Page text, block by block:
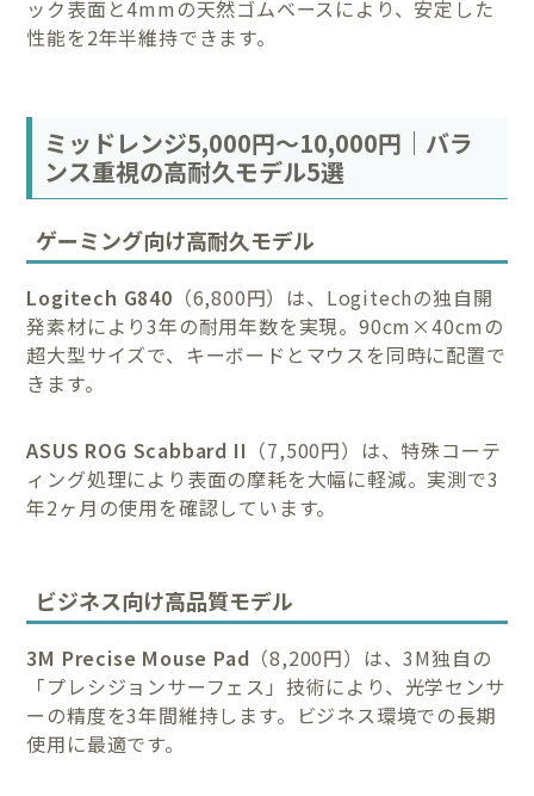
ック表面と4mmの天然ゴムベースにより、安定した
性能を2年半維持できます。
ミッドレンジ5,000円～10,000円｜バラ
ンス重視の高耐久モデル5選
ゲーミング向け高耐久モデル
Logitech G840 （6,800円）は、Logitechの独自開
発素材により3年の耐用年数を実現。90cm×40cmの
超大型サイズで、キーボードとマウスを同時に配置で
きます。
ASUS ROG Scabbard II （7,500円）は、特殊コーテ
ィング処理により表面の摩耗を大幅に軽減。実測で3
年2ヶ月の使用を確認しています。
ビジネス向け高品質モデル
3M Precise Mouse Pad （8,200円）は、3M独自の
「プレシジョンサーフェス」技術により、光学センサ
ーの精度を3年間維持します。ビジネス環境での長期
使用に最適です。